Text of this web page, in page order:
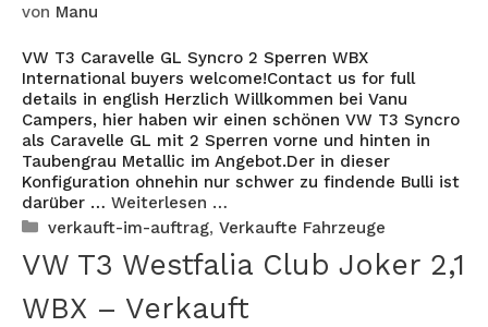
von Manu
VW T3 Caravelle GL Syncro 2 Sperren WBX
International buyers welcome!Contact us for full
details in english Herzlich Willkommen bei Vanu
Campers, hier haben wir einen schönen VW T3 Syncro
als Caravelle GL mit 2 Sperren vorne und hinten in
Taubengrau Metallic im Angebot.Der in dieser
Konfiguration ohnehin nur schwer zu findende Bulli ist
darüber … Weiterlesen …
Kategorien
verkauft-im-auftrag, Verkaufte Fahrzeuge
VW T3 Westfalia Club Joker 2,1
WBX – Verkauft